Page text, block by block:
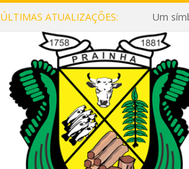
ÚLTIMAS ATUALIZAÇÕES: Um